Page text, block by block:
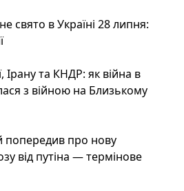
свято в Україні 28 липня:
Ірану та КНДР: як війна в
з війною на Близькому
попередив про нову
від путіна — термінове